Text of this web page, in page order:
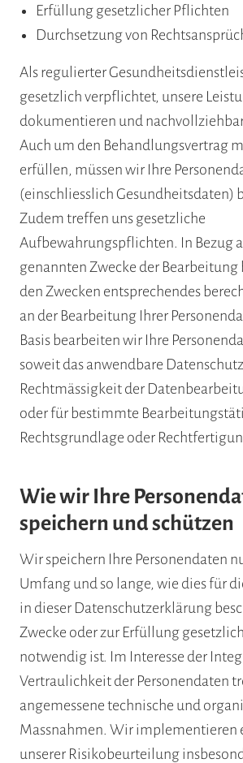
Erfüllung gesetzlicher Pflichten
Durchsetzung von
Als regulierter
gesetzlich verpflichtet, unsere
dokumentieren und
Auch um den Behandlungsvertrag
erfüllen, müssen wir Ihre
(einschliesslich Gesundheitsdaten)
Zudem treffen uns gesetzliche
Aufbewahrungspflichten. In Bezug
genannten Zwecke der Bearbeitung
den Zwecken entsprechendes
an der Bearbeitung Ihrer
Basis bearbeiten wir Ihre
soweit das anwendbare
Rechtmässigkeit der
oder für bestimmte
Rechtsgrundlage oder
Wie wir Ihre
speichern und schützen
Wir speichern Ihre Personendaten
Umfang und so lange, wie dies für
in dieser Datenschutzerklärung
Zwecke oder zur Erfüllung
notwendig ist. Im Interesse der
Vertraulichkeit der Personendaten
angemessene technische und
Massnahmen. Wir implementieren
unserer Risikobeurteilung